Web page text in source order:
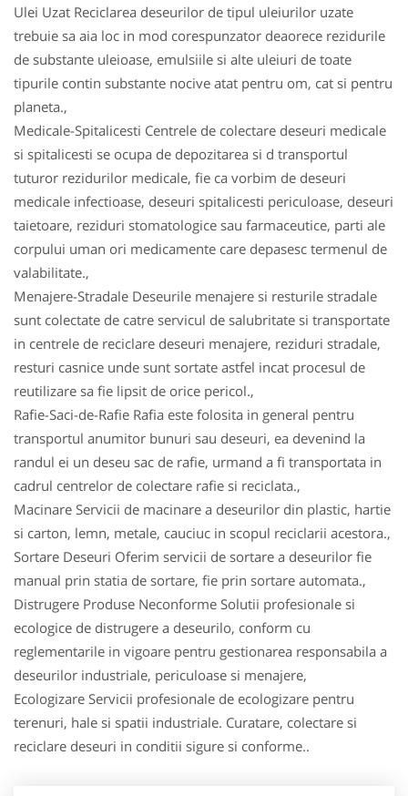
Ulei Uzat Reciclarea deseurilor de tipul uleiurilor uzate
trebuie sa aia loc in mod corespunzator deaorece rezidurile
de substante uleioase, emulsiile si alte uleiuri de toate
tipurile contin substante nocive atat pentru om, cat si pentru
planeta.,
Medicale-Spitalicesti Centrele de colectare deseuri medicale
si spitalicesti se ocupa de depozitarea si d transportul
tuturor rezidurilor medicale, fie ca vorbim de deseuri
medicale infectioase, deseuri spitalicesti periculoase, deseuri
taietoare, reziduri stomatologice sau farmaceutice, parti ale
corpului uman ori medicamente care depasesc termenul de
valabilitate.,
Menajere-Stradale Deseurile menajere si resturile stradale
sunt colectate de catre servicul de salubritate si transportate
in centrele de reciclare deseuri menajere, reziduri stradale,
resturi casnice unde sunt sortate astfel incat procesul de
reutilizare sa fie lipsit de orice pericol.,
Rafie-Saci-de-Rafie Rafia este folosita in general pentru
transportul anumitor bunuri sau deseuri, ea devenind la
randul ei un deseu sac de rafie, urmand a fi transportata in
cadrul centrelor de colectare rafie si reciclata.,
Macinare Servicii de macinare a deseurilor din plastic, hartie
si carton, lemn, metale, cauciuc in scopul reciclarii acestora.,
Sortare Deseuri Oferim servicii de sortare a deseurilor fie
manual prin statia de sortare, fie prin sortare automata.,
Distrugere Produse Neconforme Solutii profesionale si
ecologice de distrugere a deseurilo, conform cu
reglementarile in vigoare pentru gestionarea responsabila a
deseurilor industriale, periculoase si menajere,
Ecologizare Servicii profesionale de ecologizare pentru
terenuri, hale si spatii industriale. Curatare, colectare si
reciclare deseuri in conditii sigure si conforme..